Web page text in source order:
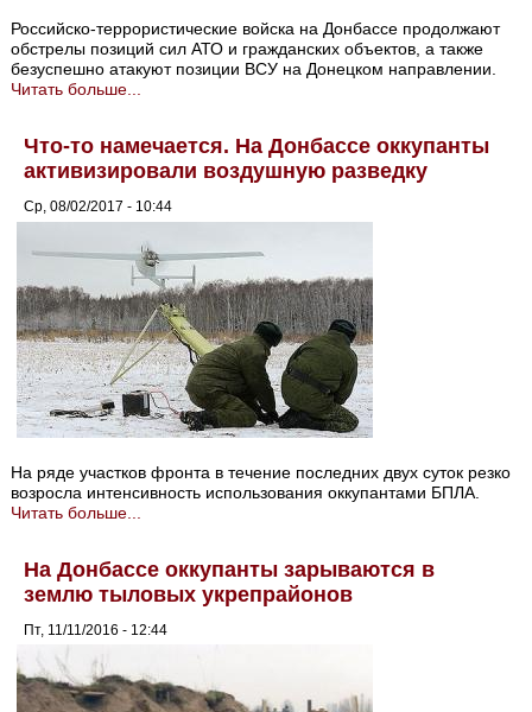
Российско-террористические войска на Донбассе продолжают
обстрелы позиций сил АТО и гражданских объектов, а также
безуспешно атакуют позиции ВСУ на Донецком направлении.
Читать больше...
Что-то намечается. На Донбассе оккупанты
активизировали воздушную разведку
Ср, 08/02/2017 - 10:44
На ряде участков фронта в течение последних двух суток резко
возросла интенсивность использования оккупантами БПЛА.
Читать больше...
На Донбассе оккупанты зарываются в
землю тыловых укрепрайонов
Пт, 11/11/2016 - 12:44